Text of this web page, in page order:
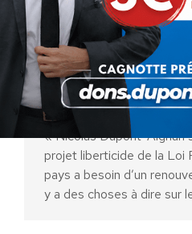
Loi Fake News :
Lempereur invité
Today
Vidéo ParDamien
5 septembre 2018
« Nicolas Dupont-Aignan
projet liberticide de la Loi
pays a besoin d’un
y a des choses à dire sur